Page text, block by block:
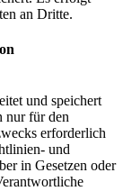
an Dritte.
und speichert
nur für den
erforderlich
und
in Gesetzen oder